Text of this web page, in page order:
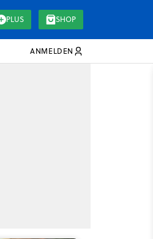
PLUS SHOP
ANMELDEN